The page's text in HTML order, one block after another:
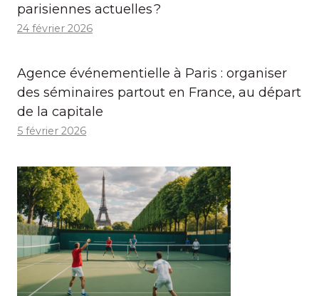
parisiennes actuelles ?
24 février 2026
Agence événementielle à Paris : organiser
des séminaires partout en France, au départ
de la capitale
5 février 2026